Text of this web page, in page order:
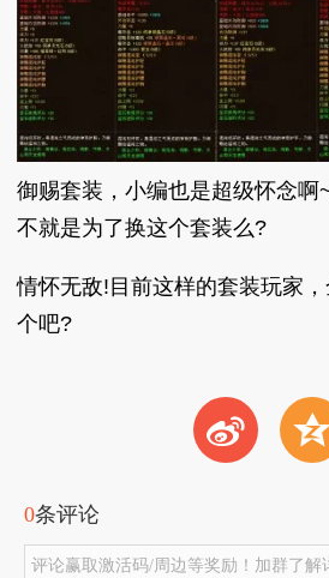
御赐套装，小编也是超级怀念啊
不就是为了换这个套装么?
情怀无敌!目前这样的套装玩家
个吧?
t
0条评论
评论赢取激活码/周边等奖励！加群了解